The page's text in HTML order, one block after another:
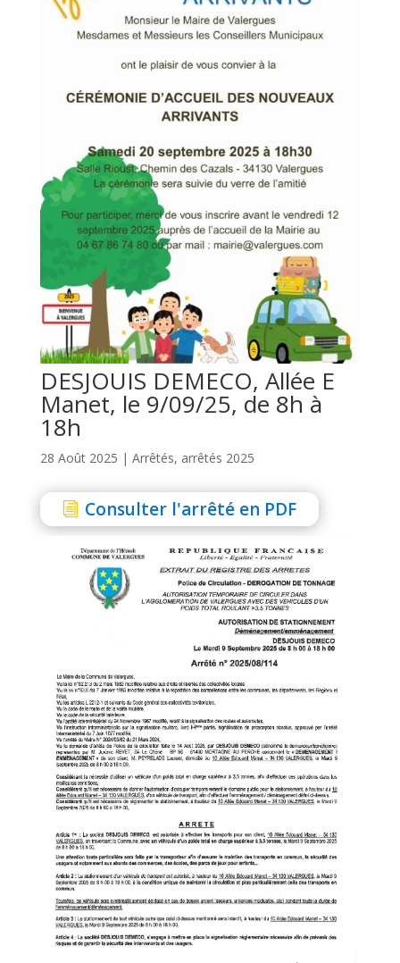
DESJOUIS DEMECO, Allée E
Manet, le 9/09/25, de 8h à
18h
28 Août 2025 | Arrêtés, arrêtés 2025
Consulter l'arrêté en PDF